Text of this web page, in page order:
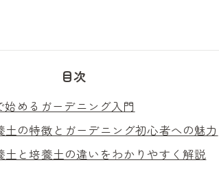
目次
始めるガーデニング入門
土の特徴とガーデニング初心者への魅力
土と培養土の違いをわかりやすく解説